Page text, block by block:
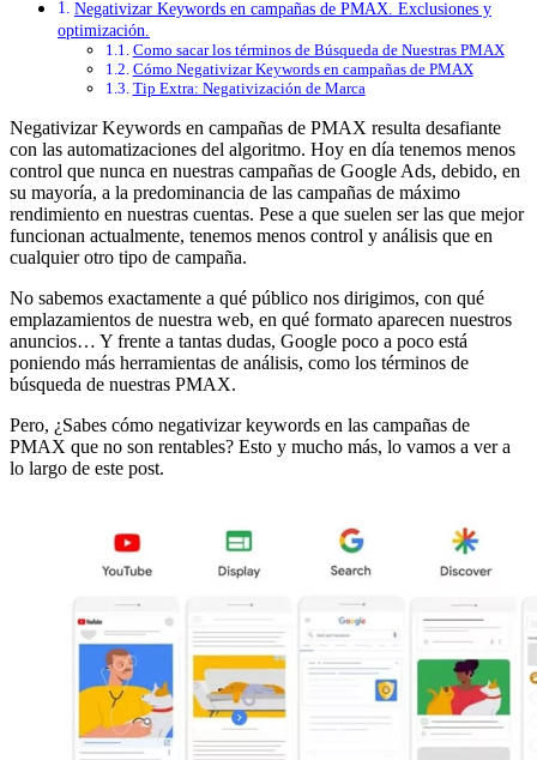
Negativizar Keywords en campañas de PMAX. Exclusiones y
optimización.
Como sacar los términos de Búsqueda de Nuestras PMAX
Cómo Negativizar Keywords en campañas de PMAX
Tip Extra: Negativización de Marca
Negativizar Keywords en campañas de PMAX resulta desafiante
con las automatizaciones del algoritmo. Hoy en día tenemos menos
control que nunca en nuestras campañas de Google Ads, debido, en
su mayoría, a la predominancia de las campañas de máximo
rendimiento en nuestras cuentas. Pese a que suelen ser las que mejor
funcionan actualmente, tenemos menos control y análisis que en
cualquier otro tipo de campaña.
No sabemos exactamente a qué público nos dirigimos, con qué
emplazamientos de nuestra web, en qué formato aparecen nuestros
anuncios… Y frente a tantas dudas, Google poco a poco está
poniendo más herramientas de análisis, como los términos de
búsqueda de nuestras PMAX.
Pero, ¿Sabes cómo negativizar keywords en las campañas de
PMAX que no son rentables? Esto y mucho más, lo vamos a ver a
lo largo de este post.